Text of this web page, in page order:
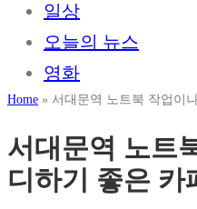
일상
오늘의 뉴스
영화
Home » 서대문역 노트북 작업이
서대문역 노트
디하기 좋은 카